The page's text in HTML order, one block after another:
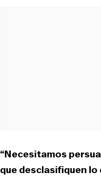
“Necesitamos
que desclasifiquen lo